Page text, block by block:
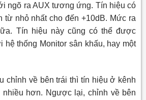
ngõ ra AUX tương ứng. Tín hiệu có
từ nhỏ nhất cho đến +10dB. Mức ra
Tín hiệu này cũng có thể được
hệ thống Monitor sân khấu, hay một
chỉnh về bên trái thì tín hiệu ở kênh
nhiều hơn. Ngược lại, chỉnh về bên